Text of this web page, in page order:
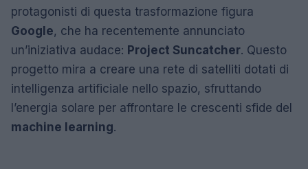
protagonisti di questa trasformazione figura
Google, che ha recentemente annunciato
un’iniziativa audace: Project Suncatcher. Questo
progetto mira a creare una rete di satelliti dotati di
intelligenza artificiale nello spazio, sfruttando
l’energia solare per affrontare le crescenti sfide del
machine learning.